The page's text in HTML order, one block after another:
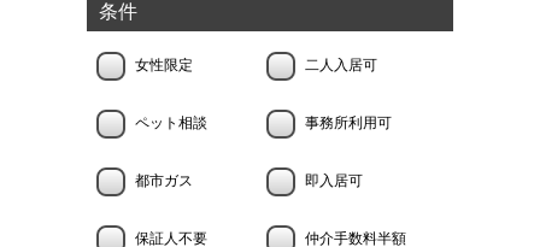
条件
女性限定 二人入居可
ペット相談 事務所利用可
都市ガス 即入居可
保証人不要 仲介手数料半額